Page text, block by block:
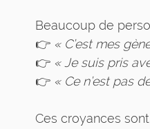
Beaucoup de
👉 « C’est mes
👉 « Je suis pris
👉 « Ce n’est pas
Ces croyances